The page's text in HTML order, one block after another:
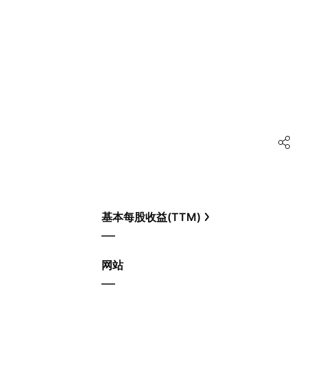
基本每股收益(TTM)
—
网站
—